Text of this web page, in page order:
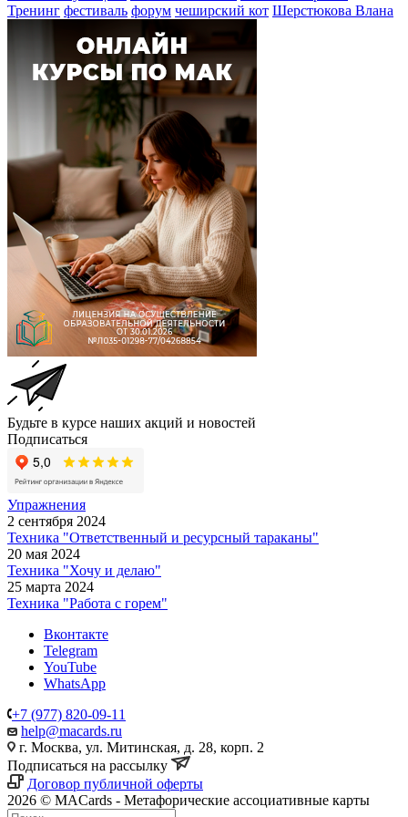
Тренинг фестиваль форум чеширский кот Шерстюкова Влана
Будьте в курсе наших акций и новостей
Подписаться
Упражнения
2 сентября 2024
Техника "Ответственный и ресурсный тараканы"
20 мая 2024
Техника "Хочу и делаю"
25 марта 2024
Техника "Работа с горем"
Вконтакте
Telegram
YouTube
WhatsApp
+7 (977) 820-09-11
help@macards.ru
г. Москва, ул. Митинская, д. 28, корп. 2
Подписаться на рассылку
Договор публичной оферты
2026 © MACards - Метафорические ассоциативные карты